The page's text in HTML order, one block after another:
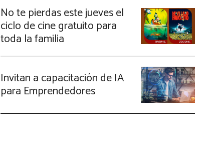
No te pierdas este jueves el
ciclo de cine gratuito para
toda la familia
Invitan a capacitación de IA
para Emprendedores